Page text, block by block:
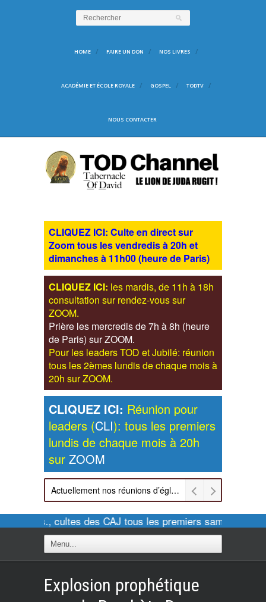
HOME FAIRE UN DON NOS LIVRES
ACADÉMIE ET ÉCOLE ROYALE GOSPEL TODTV
NOUS CONTACTER
CLIQUEZ ICI: Culte en direct sur
Zoom tous les vendredis à 20h et
dimanches à 11h00 (heure de Paris)
CLIQUEZ ICI: les mardis, de 11h à 18h
consultation sur rendez-vous sur
ZOOM.
Prière les mercredis de 7h à 8h (heure
de Paris) sur ZOOM.
Pour les leaders TOD et Jubilé: réunion
tous les 2èmes lundis de chaque mois à
20h sur ZOOM.
CLIQUEZ ICI: Réunion pour
leaders (CLI): tous les premiers
lundis de chaque mois à 20h
sur ZOOM
Actuellement nos réunions d’église sont retransmises sur ZOOM les dimanches à 11h et vendredis à 20h00
infos., cultes des CAJ tous les premiers samedis de
Explosion prophétique